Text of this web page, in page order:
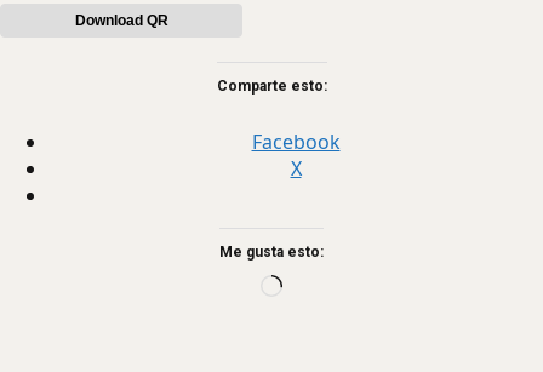
Download QR
Comparte esto:
Facebook
X
Me gusta esto:
Loading…